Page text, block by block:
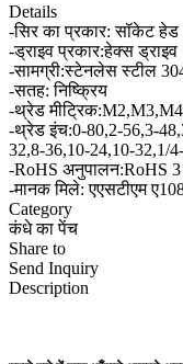
Details
-सिर का प्रकार: सॉकेट हेड
-ड्राइव प्रकार:हेक्स ड्राइव
-सामग्री:स्टेनलेस स्टील
-सतह: निष्क्रिय
-थ्रेड
-थ्रेड इंच:0-80,2-56,3-
32,8-36,10-24,10-32,1/
-RoHS अनुपालन:RoHS
-मानक मिले: एएसटीएम
Category
कंधे का पेंच
Share to
Send Inquiry
Description